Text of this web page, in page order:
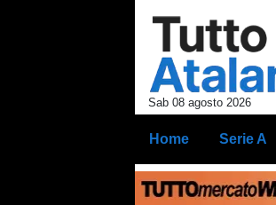
Sab 08 agosto 2026
Home Serie A